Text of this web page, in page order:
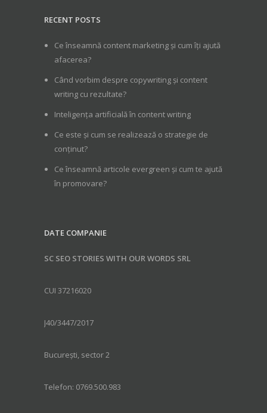
RECENT POSTS
Ce înseamnă content marketing și cum îți ajută
afacerea?
Când vorbim despre copywriting și content
writing cu rezultate?
Inteligența artificială în content writing
Ce este și cum se realizează o strategie de
conținut?
Ce înseamnă articole evergreen și cum te ajută
în promovare?
DATE COMPANIE
SC SEO STORIES WITH OUR WORDS SRL
CUI 37216020
J40/3447/2017
București, sector 2
Telefon: 0769.500.983